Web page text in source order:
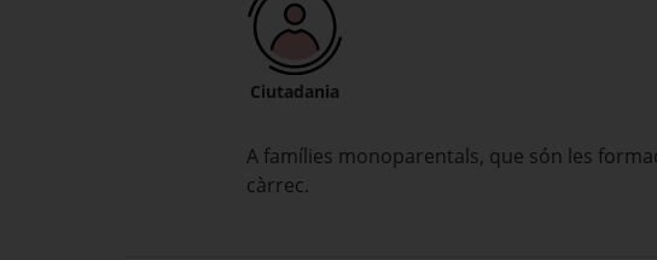
Ciutadania
A famílies monoparentals, que són les
càrrec.